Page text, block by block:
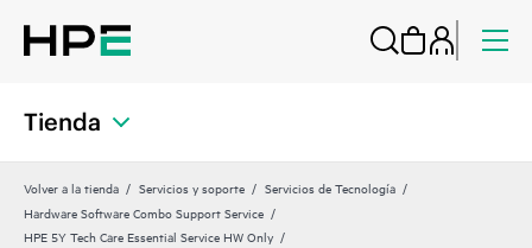
Tienda
Volver a la tienda Servicios y soporte
Servicios de Tecnología
Hardware Software Combo Support Service
HPE 5Y Tech Care Essential Service HW Only